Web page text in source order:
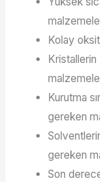
Kolay
Kurutma
gereken
gereken
Son